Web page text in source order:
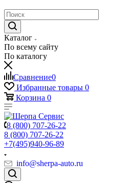
Каталог
По всему сайту
По каталогу
Сравнение0
Избранные товары 0
Корзина 0
8 (800) 707-26-22
8 (800) 707-26-22
+7(495)940-96-89
info@sherpa-auto.ru